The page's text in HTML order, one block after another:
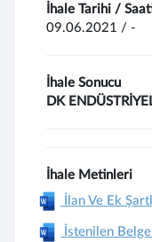
İhale Tarihi /
09.06.2021 / -
İhale Sonucu
DK
İhale Metinleri
İlan Ve Ek
İstenilen